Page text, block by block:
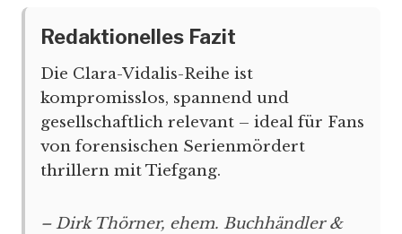
Redaktionelles Fazit
Die Clara-Vidalis-Reihe ist
kompromisslos, spannend und
gesellschaftlich relevant – ideal für Fans
von forensischen Serienmördert
thrillern mit Tiefgang.
– Dirk Thörner, ehem. Buchhändler &